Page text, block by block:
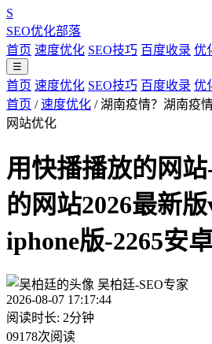
S
SEO优化部落
首页 速度优化 SEO技巧 百度收录 优
☰
首页 速度优化 SEO技巧 百度收录 优
首页 / 速度优化 / 湖南疫情？湖南疫
网站优化
用快播播放的网
的网站2026最新版
iphone版-2265安
吴柏廷-SEO专家
2026-08-07 17:17:44
阅读时长: 2分钟
09178次阅读